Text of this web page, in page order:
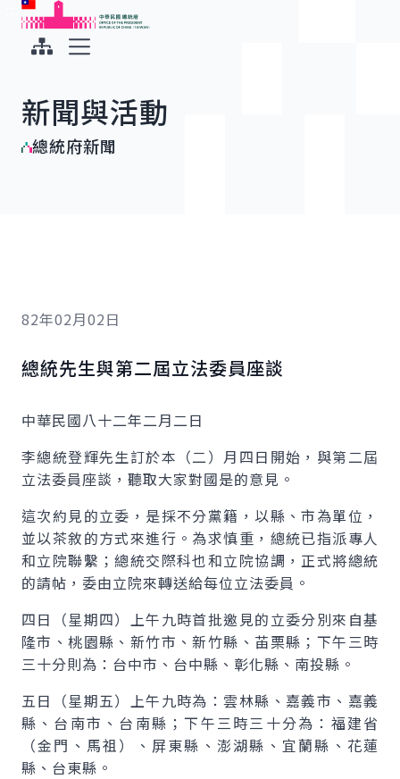
跳到主要內容
中華民國總統府
新聞與活動
總統府新聞
82年02月02日
總統先生與第二屆立法委員座談
中華民國八十二年二月二日
李總統登輝先生訂於本（二）月四日開始，與第二屆
立法委員座談，聽取大家對國是的意見。
這次約見的立委，是採不分黨籍，以縣、市為單位，
並以茶敘的方式來進行。為求慎重，總統已指派專人
和立院聯繫；總統交際科也和立院協調，正式將總統
的請帖，委由立院來轉送給每位立法委員。
四日（星期四）上午九時首批邀見的立委分別來自基
隆市、桃園縣、新竹市、新竹縣、苖栗縣；下午三時
三十分則為：台中市、台中縣、彰化縣、南投縣。
五日（星期五）上午九時為：雲林縣、嘉義市、嘉義
縣、台南市、台南縣；下午三時三十分為：福建省
（金門、馬祖）、屏東縣、澎湖縣、宜蘭縣、花蓮
縣、台東縣。